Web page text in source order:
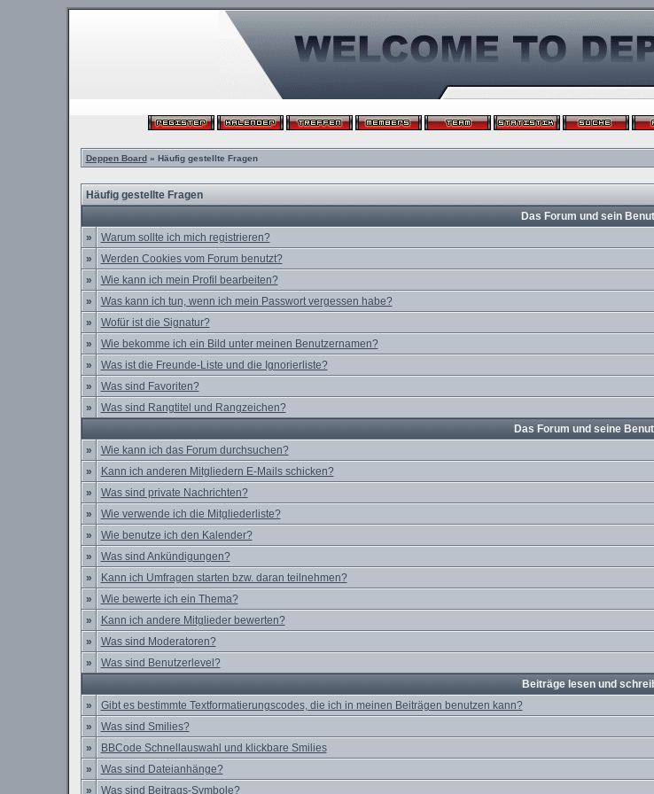
Deppen Board» Häufig gestellte Fragen
Häufig gestellte Fragen
Das Forum und sein
»
Warum sollte ich mich registrieren?
»
Werden Cookies vom Forum benutzt?
»
Wie kann ich mein Profil bearbeiten?
»
Was kann ich tun, wenn ich mein Passwort vergessen habe?
»
Wofür ist die Signatur?
»
Wie bekomme ich ein Bild unter meinen Benutzernamen?
»
Was ist die Freunde-Liste und die Ignorierliste?
»
Was sind Favoriten?
»
Was sind Rangtitel und Rangzeichen?
Das Forum und seine
»
Wie kann ich das Forum durchsuchen?
»
Kann ich anderen Mitgliedern E-Mails schicken?
»
Was sind private Nachrichten?
»
Wie verwende ich die Mitgliederliste?
»
Wie benutze ich den Kalender?
»
Was sind Ankündigungen?
»
Kann ich Umfragen starten bzw. daran teilnehmen?
»
Wie bewerte ich ein Thema?
»
Kann ich andere Mitglieder bewerten?
»
Was sind Moderatoren?
»
Was sind Benutzerlevel?
Beiträge lesen und
»
Gibt es bestimmte Textformatierungscodes, die ich in meinen Beiträgen benutzen kann?
»
Was sind Smilies?
»
BBCode Schnellauswahl und klickbare Smilies
»
Was sind Dateianhänge?
»
Was sind Beitrags-Symbole?